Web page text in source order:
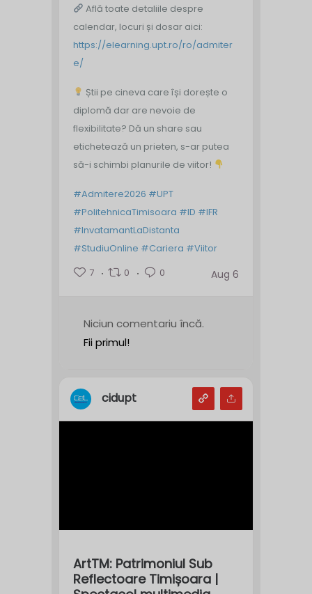
Află toate detaliile despre
calendar, locuri și dosar aici:
https://elearning.upt.ro/ro/admiter
e/
Știi pe cineva care își dorește o
diplomă dar are nevoie de
flexibilitate? Dă un share sau
etichetează un prieten, s-ar putea
să-i schimbi planurile de viitor!
#Admitere2026 #UPT
#PolitehnicaTimisoara #ID #IFR
#InvatamantLaDistanta
#StudiuOnline #Cariera #Viitor
7
0 0 Aug 6
Niciun comentariu încă.
Fii primul!
cidupt
ArtTM: Patrimoniul Sub
Reflectoare Timișoara |